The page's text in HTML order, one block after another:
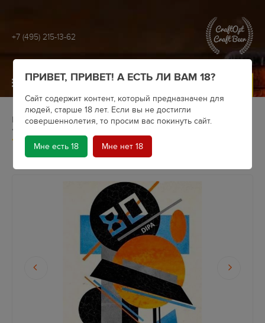
+7 (495) 215-13-62
МЕНЮ
Главная Крафтовое пиво
Пивоварни
Пиво Black Cat Brewery DIPA 80 (банка)
ПРИВЕТ, ПРИВЕТ! А ЕСТЬ ЛИ ВАМ 18?
Сайт содержит контент, который предназначен для
людей, старше 18 лет. Если вы не достигли
совершеннолетия, то просим вас покинуть сайт.
Мне есть 18 Мне нет 18